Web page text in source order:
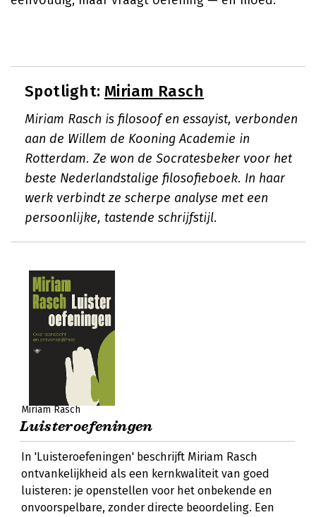
Spotlight: Miriam Rasch
Miriam Rasch is filosoof en essayist, verbonden
aan de Willem de Kooning Academie in
Rotterdam. Ze won de Socratesbeker voor het
beste Nederlandstalige filosofieboek. In haar
werk verbindt ze scherpe analyse met een
persoonlijke, tastende schrijfstijl.
Miriam Rasch
Luisteroefeningen
In 'Luisteroefeningen' beschrijft Miriam Rasch
ontvankelijkheid als een kernkwaliteit van goed
luisteren: je openstellen voor het onbekende en
onvoorspelbare, zonder directe beoordeling. Een